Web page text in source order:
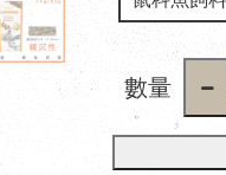
數量